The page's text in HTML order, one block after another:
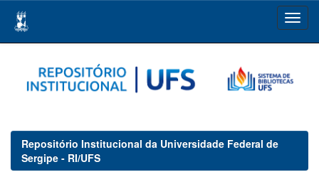
navigation
Repositório Institucional da Universidade Federal de
Sergipe - RI/UFS